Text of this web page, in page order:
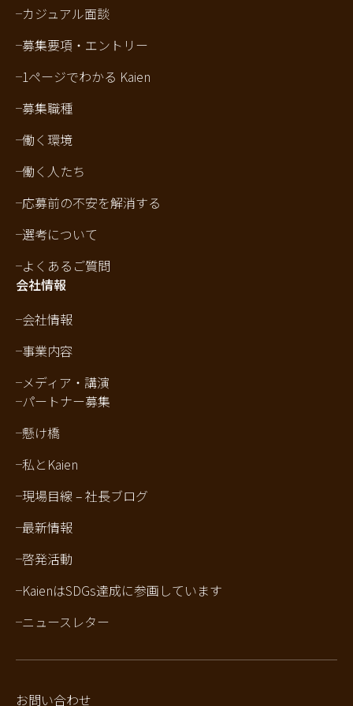
カジュアル面談
募集要項・エントリー
1ページでわかる Kaien
募集職種
働く環境
働く人たち
応募前の不安を解消する
選考について
よくあるご質問
会社情報
会社情報
事業内容
メディア・講演
パートナー募集
懸け橋
私とKaien
現場目線 – 社長ブログ
最新情報
啓発活動
KaienはSDGs達成に参画しています
ニュースレター
お問い合わせ